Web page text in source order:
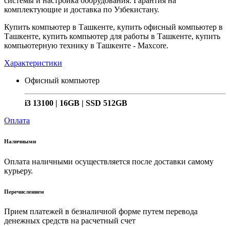
комплектующие и доставка по Узбекистану.
Купить компьютер в Ташкенте, купить офисный компьютер в
Ташкенте, купить компьютер для работы в Ташкенте, купить
компьютерную технику в Ташкенте - Maxcore.
Характеристики
Офисный компьютер
i3 13100 | 16GB | SSD 512GB
Оплата
Наличными
Оплата наличными осуществляется после доставки самому
курьеру.
Перечислением
Прием платежей в безналичной форме путем перевода
денежных средств на расчетный счет